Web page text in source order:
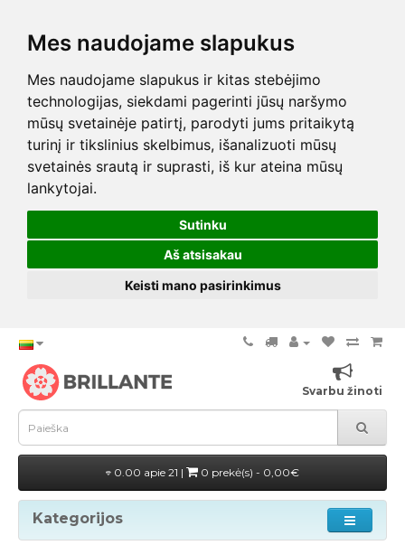
Mes naudojame slapukus
Mes naudojame slapukus ir kitas stebėjimo
technologijas, siekdami pagerinti jūsų naršymo
mūsų svetainėje patirtį, parodyti jums pritaikytą
turinį ir tikslinius skelbimus, išanalizuoti mūsų
svetainės srautą ir suprasti, iš kur ateina mūsų
lankytojai.
Sutinku
Aš atsisakau
Keisti mano pasirinkimus
Svarbu žinoti
0.00 apie 21 | 0 prekė(s) - 0,00€
Kategorijos